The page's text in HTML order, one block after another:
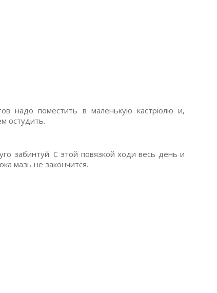
надо поместить в маленькую кастрюлю и,
остудить.
забинтуй. С этой повязкой ходи весь день и
мазь не закончится.